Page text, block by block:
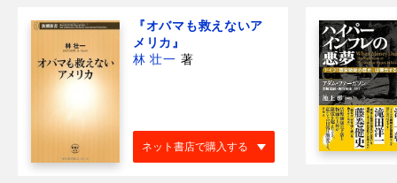
『オバマも救えないア
メリカ』
林 壮一 著
ネット書店で購入する